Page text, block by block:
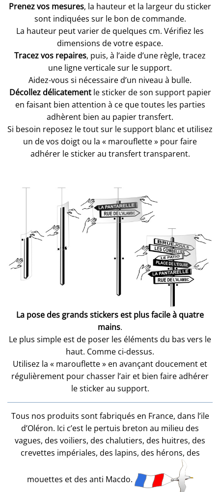
Prenez vos mesures, la hauteur et la largeur du sticker
sont indiquées sur le bon de commande.
La hauteur peut varier de quelques cm. Vérifiez les
dimensions de votre espace.
Tracez vos repaires, puis, à l’aide d’une règle, tracez
une ligne verticale sur le support.
Aidez-vous si nécessaire d’un niveau à bulle.
Décollez délicatementle sticker de son support papier
en faisant bien attention à ce que toutes les parties
adhèrent bien au papier transfert.
Si besoin reposez le tout sur le support blanc et utilisez
un de vos doigt ou la « marouflette » pour faire
adhérer le sticker au transfert transparent.
La pose des grands stickers est plus facile à quatre
mains.
Le plus simple est de poser les éléments du bas vers le
haut. Comme ci-dessus.
Utilisez la « marouflette » en avançant doucement et
régulièrement pour chasser l’air et bien faire adhérer
le sticker au support.
Tous nos produits sont fabriqués en France, dans l’ile
d’Oléron. Ici c’est le pertuis breton au milieu des
vagues, des voiliers, des chalutiers, des huitres, des
crevettes impériales, des lapins, des hérons, des
mouettes et des anti Macdo.